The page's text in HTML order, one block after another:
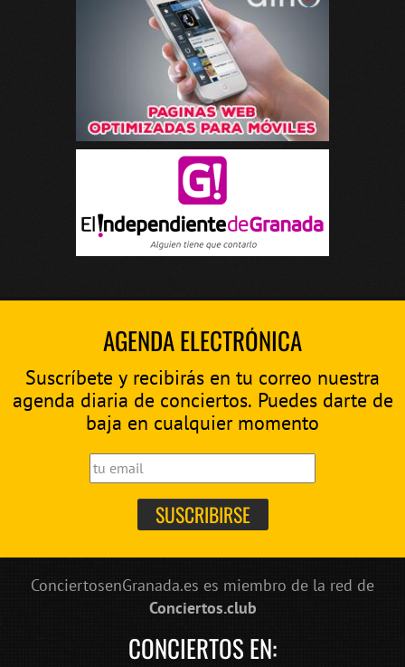
AGENDA ELECTRÓNICA
Suscríbete y recibirás en tu correo nuestra
agenda diaria de conciertos. Puedes darte de
baja en cualquier momento
ConciertosenGranada.es es miembro de la red de
Conciertos.club
CONCIERTOS EN: